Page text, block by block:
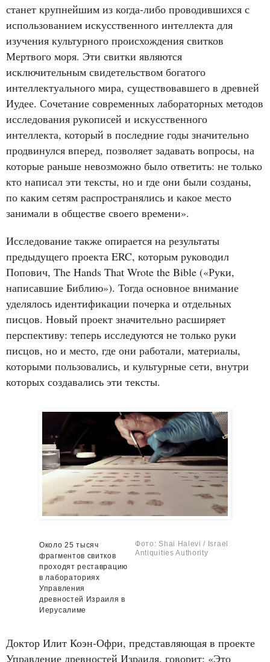
станет крупнейшим из когда‑либо проводившихся с
использованием искусственного интеллекта для
изучения культурного происхождения свитков
Мертвого моря. Эти свитки являются
исключительным свидетельством богатого
интеллектуального мира, существовавшего в древней
Иудее. Сочетание современных лабораторных методов
исследования рукописей и искусственного
интеллекта, который в последние годы значительно
продвинулся вперед, позволяет задавать вопросы, на
которые раньше невозможно было ответить: не только
кто написал эти тексты, но и где они были созданы,
по каким сетям распространялись и какое место
занимали в обществе своего времени».
Исследование также опирается на результаты
предыдущего проекта ERC, которым руководил
Попович, The Hands That Wrote the Bible («Руки,
написавшие Библию»). Тогда основное внимание
уделялось идентификации почерка и отдельных
писцов. Новый проект значительно расширяет
перспективу: теперь исследуются не только руки
писцов, но и место, где они работали, материалы,
которыми пользовались, и культурные сети, внутри
которых создавались эти тексты.
Около 25 тысяч
фрагментов свитков
проходят реставрацию
в лабораториях
Управления
древностей Израиля в
Иерусалиме
Фото: Shai Halevi / Israel
Antiquities Authority
Доктор Илит Коэн‑Офри, представляющая в проекте
Управление древностей Израиля, говорит: «Это